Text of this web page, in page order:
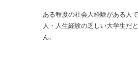
ある程度の社会人経験がある人
人・人生経験の乏しい大学生だ
ん。